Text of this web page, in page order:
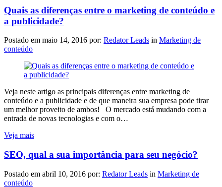
Quais as diferenças entre o marketing de conteúdo e
a publicidade?
Postado em maio 14, 2016 por: Redator Leads in Marketing de
conteúdo
Veja neste artigo as principais diferenças entre marketing de
conteúdo e a publicidade e de que maneira sua empresa pode tirar
um melhor proveito de ambos! O mercado está mudando com a
entrada de novas tecnologias e com o…
Veja mais
SEO, qual a sua importância para seu negócio?
Postado em abril 10, 2016 por: Redator Leads in Marketing de
conteúdo